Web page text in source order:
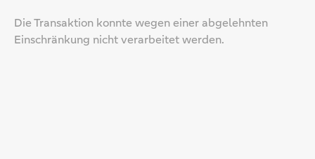
Die Transaktion konnte wegen einer abgelehnten
Einschränkung nicht verarbeitet werden.